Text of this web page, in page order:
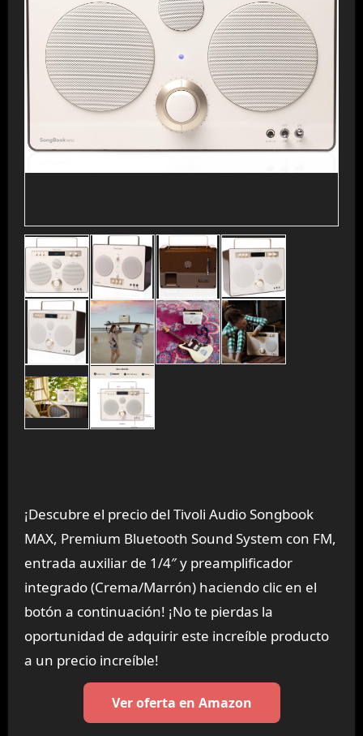
¡Descubre el precio del Tivoli Audio Songbook
MAX, Premium Bluetooth Sound System con FM,
entrada auxiliar de 1/4″ y preamplificador
integrado (Crema/Marrón) haciendo clic en el
botón a continuación! ¡No te pierdas la
oportunidad de adquirir este increíble producto
a un precio increíble!
Ver oferta en Amazon